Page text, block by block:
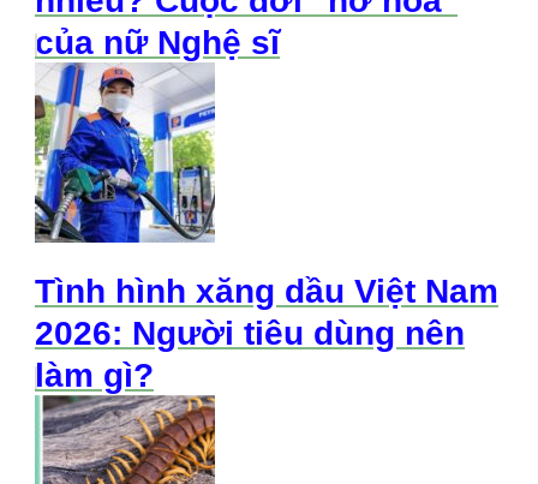
của nữ Nghệ sĩ
Tình hình xăng dầu Việt Nam
2026: Người tiêu dùng nên
làm gì?